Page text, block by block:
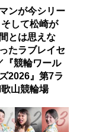
ンが今シリー
して松崎が
とは思えな
たラブレイセ
『競輪ワール
2026』第7ラ
山競輪場